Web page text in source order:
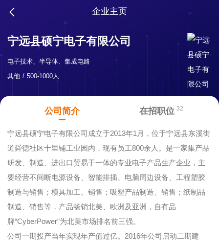
企业主页
宁远县硕宁电子有限公司
电子技术、半导体、集成电路
其他
500-1000人
公司简介 在招职位 32
宁远县硕宁电子有限公司成立于2013年1月，位于宁远县东溪街
道舜德社区十里铺工业园内，现有员工800余人。是一家集产品
研发、制造、进出口贸易于一体的专业电子产品生产企业，主
要经营不间断电源设备、智能排插、电脑周边设备、工程塑胶
制造与销售；模具加工、销售；吸塑产品制造、销售；纸制品
制造、销售等，产品畅销北美、欧洲及亚洲，自有品
牌“CyberPower”为北美市场排名前三强。
公司一期投产当年实现年产值过亿。2016年公司启动二期建